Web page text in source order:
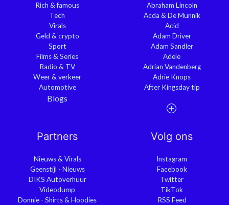
Rich & famous
Tech
Virals
Geld & crypto
Sport
Films & Series
Radio & TV
Weer & verkeer
Automotive
Blogs
Abraham Lincoln
Acda & De Munnik
Acid
Adam Driver
Adam Sandler
Adele
Adrian Vandenberg
Adrie Knops
After Kingsday tip
Partners
Nieuws & Virals
Geenstijl - Nieuws
DIKS Autoverhuur
Videodump
Donnie - Shirts & Hoodies
Volg ons
Instagram
Facebook
Twitter
TikTok
RSS Feed